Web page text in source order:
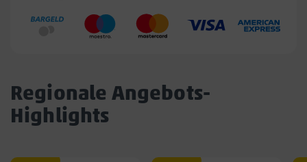
Regionale Angebots-
Highlights